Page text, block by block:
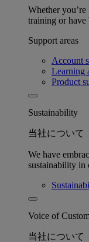
Whether
training or
Support areas
Account
Learning
Product
Sustainability
当社について
We have
sustainability in
Voice of
当社について